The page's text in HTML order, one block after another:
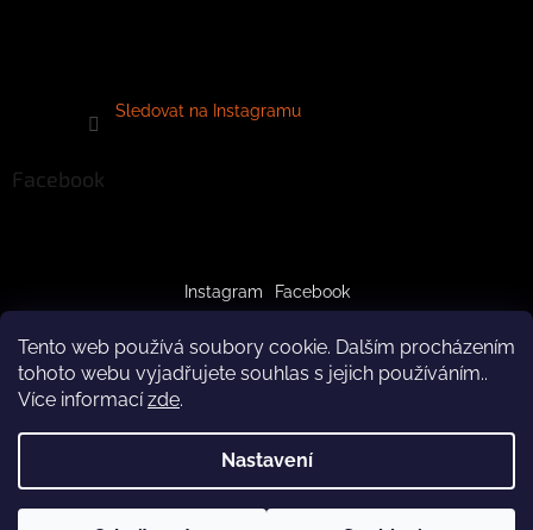
Tento web používá soubory cookie. Dalším procházením
tohoto webu vyjadřujete souhlas s jejich používáním..
Více informacízde.
Nastavení
Sledovat na Instagramu
Facebook
Instagram Facebook
crazypaws.cz